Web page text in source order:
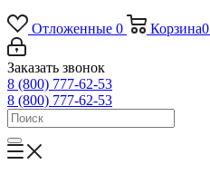
Отложенные 0 Корзина0
Заказать звонок
8 (800) 777-62-53
8 (800) 777-62-53